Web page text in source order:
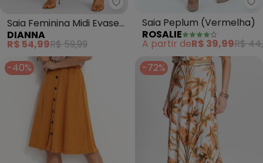
Dianna - Saia Feminina Midi
Saia Feminina Midi Evase
(Vermelho)
DIANNA
R$ 54,99R$ 59,99
Saia Peplum (Vermelha)
ROSALIE
A partir deR$ 39,99R$
-40%
-72%